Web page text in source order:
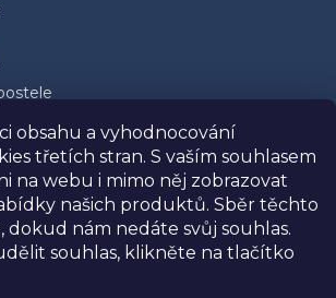
obsahu a vyhodnocování
třetích stran. S vaším souhlasem
na webu i mimo něj zobrazovat
našich produktů. Sběr těchto
dokud nám nedáte svůj souhlas.
souhlas, klikněte na tlačítko